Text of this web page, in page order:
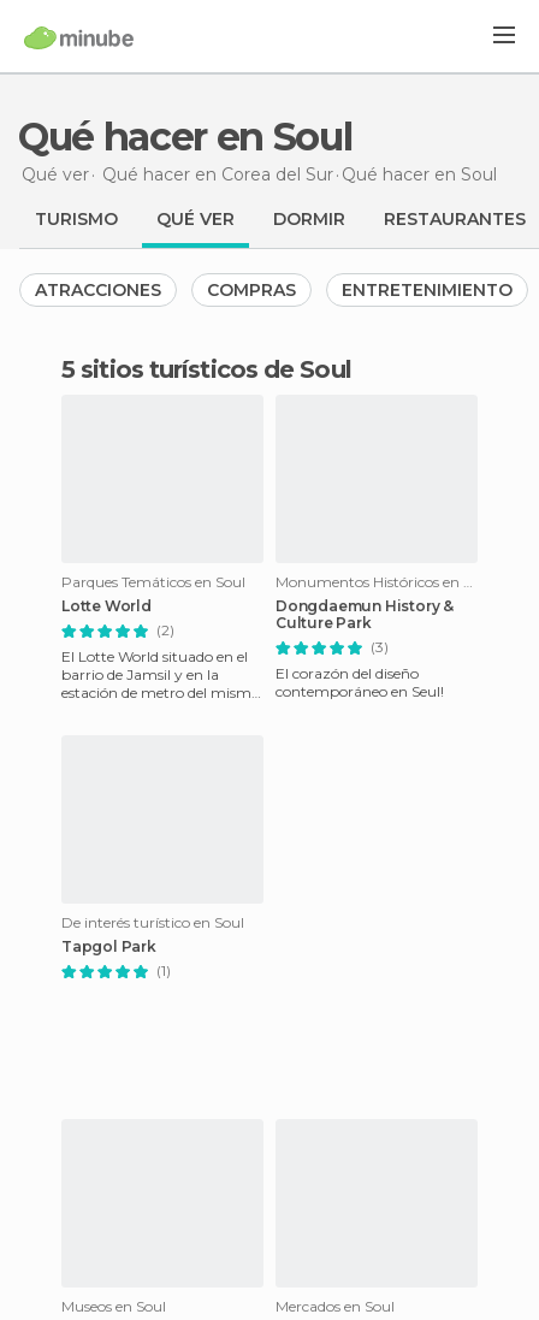
Qué hacer en Soul
Qué ver Qué hacer en Corea del Sur Qué hacer en Soul
TURISMO QUÉ VER DORMIR RESTAURANTES
ATRACCIONES COMPRAS ENTRETENIMIENTO
5 sitios turísticos de Soul
Parques Temáticos en Soul
Lotte World
(2)
El Lotte World situado en el
barrio de Jamsil y en la
estación de metro del mismo
Monumentos Históricos en Soul
Dongdaemun History &
Culture Park
(3)
El corazón del diseño
contemporáneo en Seul!
De interés turístico en Soul
Tapgol Park
(1)
Museos en Soul
Mercados en Soul